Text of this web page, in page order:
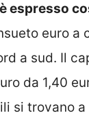
espresso
euro a
a sud. Il
da 1,40
si trovano a